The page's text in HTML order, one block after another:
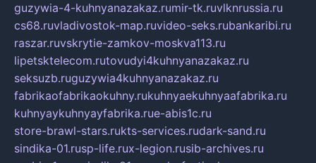
guzywia-4-kuhnyanazakaz.rumir-tk.ruvlknrussia.ru
cs68.ruvladivostok-map.ruvideo-seks.rubankaribi.ru
raszar.ruvskrytie-zamkov-moskva113.ru
lipetsktelecom.rutovudyi4kuhnyanazakaz.ru
seksuzb.ruguzywia4kuhnyanazakaz.ru
fabrikaofabrikaokuhny.rukuhnyaekuhnyaafabrika.ru
kuhnyaykuhnyayfabrika.rue-abis1c.ru
store-brawl-stars.rukts-services.rudark-sand.ru
sindika-01.rusp-life.rux-legion.rusib-archives.ru